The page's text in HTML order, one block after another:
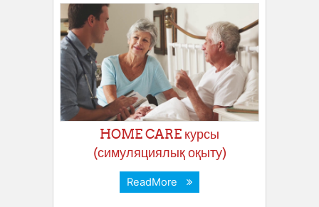
HOME CARE курсы
(симуляциялық оқыту)
ReadMore